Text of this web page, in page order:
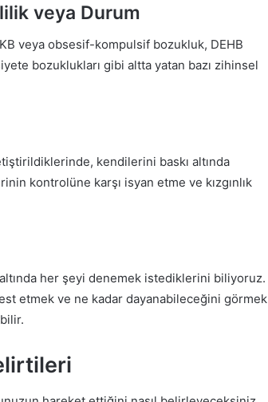
veya Durum
veya obsesif-kompulsif bozukluk, DEHB
bozuklukları gibi altta yatan bazı zihinsel
kendilerini baskı altında
kontrolüne karşı isyan etme ve kızgınlık
her şeyi denemek istediklerini biliyoruz.
etmek ve ne kadar dayanabileceğini görmek